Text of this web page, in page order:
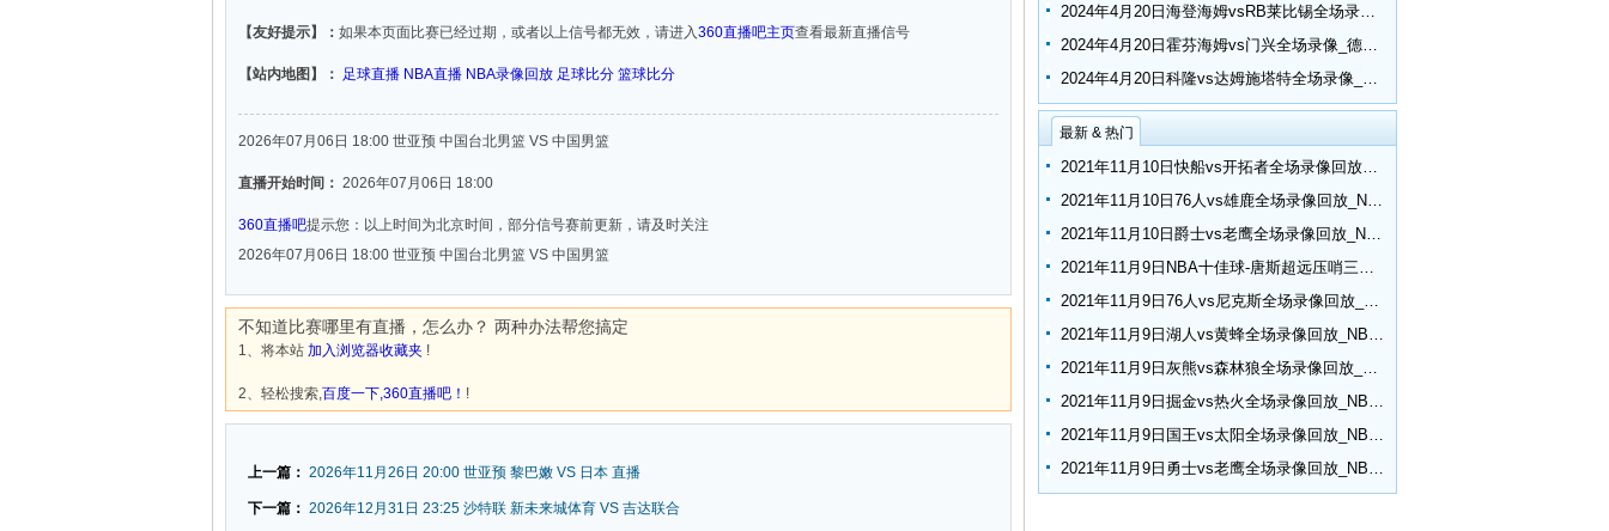
【友好提示】： 如果本页面比赛已经过期，或者以上信号都无效，请进入360直播吧主页查看最新直播信号
【站内地图】： 足球直播 NBA直播 NBA录像回放 足球比分 篮球比分
2026年07月06日 18:00 世亚预 中国台北男篮 VS 中国男篮
直播开始时间： 2026年07月06日 18:00
360直播吧提示您：以上时间为北京时间，部分信号赛前更新，请及时关注
2026年07月06日 18:00 世亚预 中国台北男篮 VS 中国男篮
不知道比赛哪里有直播，怎么办？ 两种办法帮您搞定
1、将本站 加入浏览器收藏夹 !
2、轻松搜索,百度一下,360直播吧！ !
上一篇： 2026年11月26日 20:00 世亚预 黎巴嫩 VS 日本 直播
下一篇： 2026年12月31日 23:25 沙特联 新未来城体育 VS 吉达联合
2024年4月20日海登海姆vsRB莱比锡全场录像_德甲第30轮
2024年4月20日霍芬海姆vs门兴全场录像_德甲第30轮
2024年4月20日科隆vs达姆施塔特全场录像_德甲第30轮
最新 & 热门
2021年11月10日快船vs开拓者全场录像回放_NBA常规赛
2021年11月10日76人vs雄鹿全场录像回放_NBA常规赛
2021年11月10日爵士vs老鹰全场录像回放_NBA常规赛
2021年11月9日NBA十佳球-唐斯超远压哨三分 小乔丹空接隔扣
2021年11月9日76人vs尼克斯全场录像回放_NBA常规赛
2021年11月9日湖人vs黄蜂全场录像回放_NBA常规赛
2021年11月9日灰熊vs森林狼全场录像回放_NBA常规赛
2021年11月9日掘金vs热火全场录像回放_NBA常规赛
2021年11月9日国王vs太阳全场录像回放_NBA常规赛
2021年11月9日勇士vs老鹰全场录像回放_NBA常规赛